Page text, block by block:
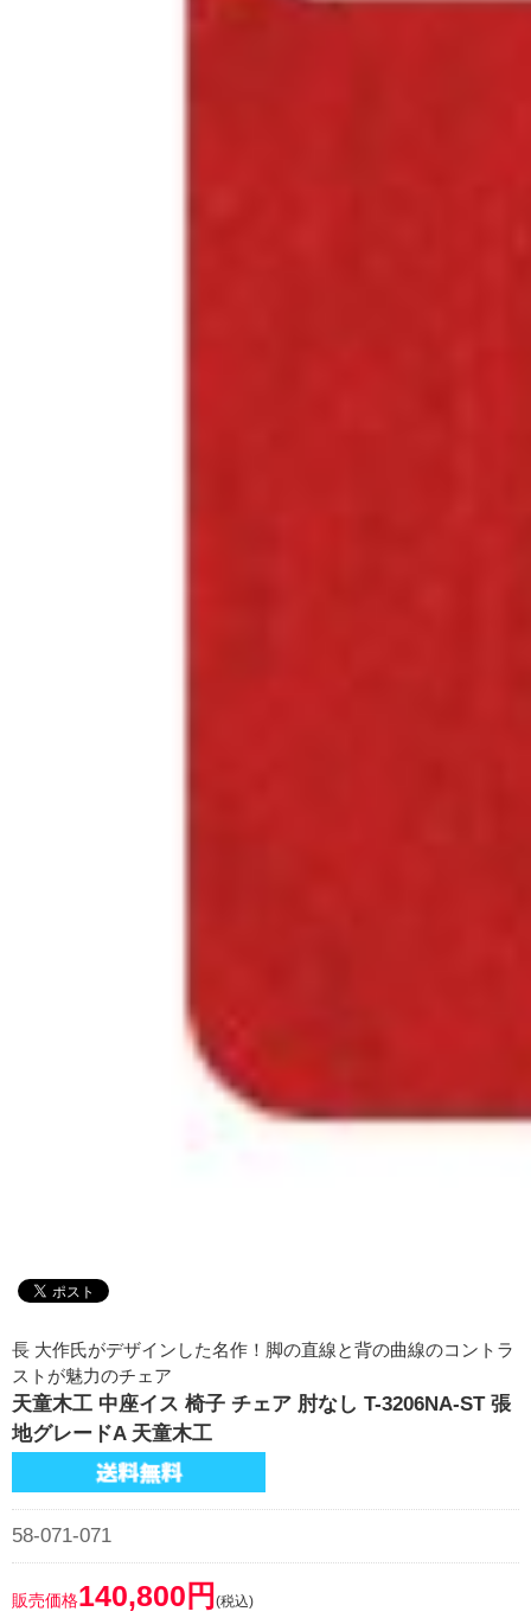
長 大作氏がデザインした名作！脚の直線と背の曲線のコントラ
ストが魅力のチェア
天童木工 中座イス 椅子 チェア 肘なし T-3206NA-ST 張
地グレードA 天童木工
58-071-071
販売価格140,800円 (税込)